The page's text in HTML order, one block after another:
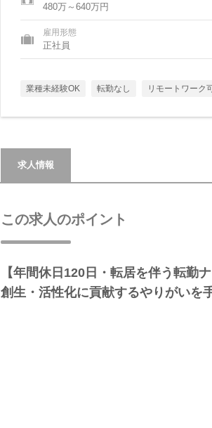
480万～640万円
雇用形態
正社員
業種未経験OK 転勤なし リモートワーク
求人情報
この求人のポイント
【年間休日120日・転居を伴う転勤
創生・活性化に貢献するやりがいを